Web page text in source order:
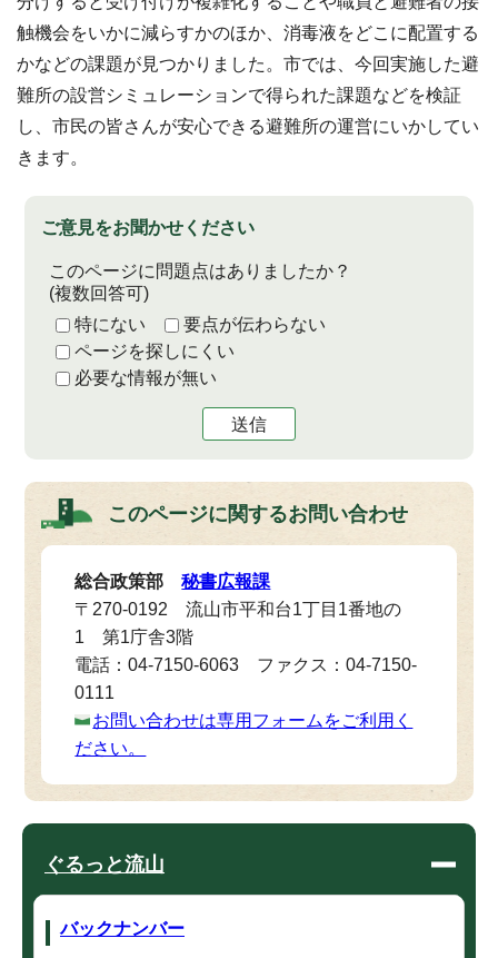
触機会をいかに減らすかのほか、消毒液をどこに配置する
かなどの課題が見つかりました。市では、今回実施した避
難所の設営シミュレーションで得られた課題などを検証
し、市民の皆さんが安心できる避難所の運営にいかしてい
きます。
ご意見をお聞かせください
このページに問題点はありましたか？
(複数回答可)
特にない
要点が伝わらない
ページを探しにくい
必要な情報が無い
送信
このページに関するお問い合わせ
総合政策部秘書広報課
〒270-0192 流山市平和台1丁目1番地の
1 第1庁舎3階
電話：04-7150-6063 ファクス：04-7150-
0111
お問い合わせは専用フォームをご利用く
ださい。
ぐるっと流山
バックナンバー